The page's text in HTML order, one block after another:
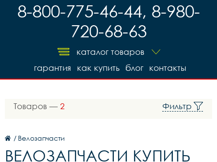
8-800-775-46-44, 8-980-
720-68-63
каталог товаров
контакты
блог
как купить
гарантия
Товаров — 2 Фильтр
/ Велозапчасти
ВЕЛОЗАПЧАСТИ КУПИТЬ